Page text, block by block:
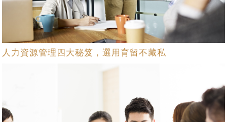
人力資源管理四大秘笈，選用育留不藏私